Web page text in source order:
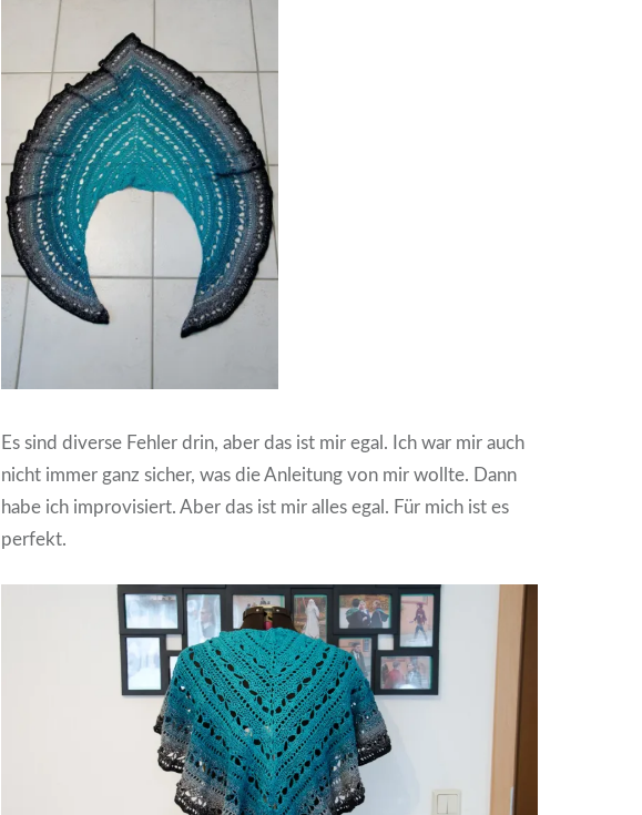
Es sind diverse Fehler drin, aber das ist mir egal. Ich war mir auch
nicht immer ganz sicher, was die Anleitung von mir wollte. Dann
habe ich improvisiert. Aber das ist mir alles egal. Für mich ist es
perfekt.